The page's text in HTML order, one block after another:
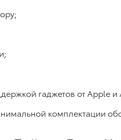
гаджетов от Apple и
комплектации